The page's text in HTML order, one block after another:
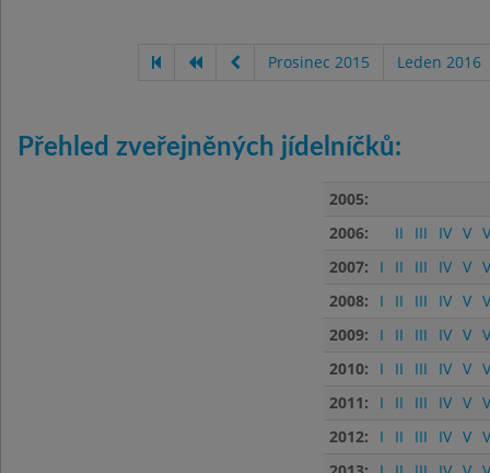
Prosinec 2015 Leden 2016
Přehled zveřejněných jídelníčků:
2005:
2006:
II III IV V
2007:
I II III IV V
2008:
I II III IV V
2009:
I II III IV V
2010:
I II III IV V
2011:
I II III IV V
2012:
I II III IV V